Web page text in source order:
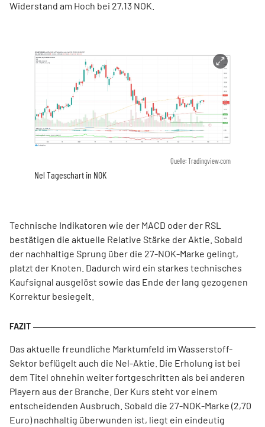
Widerstand am Hoch bei 27,13 NOK.
Quelle: Tradingview.com
Nel Tageschart in NOK
Technische Indikatoren wie der MACD oder der RSL
bestätigen die aktuelle Relative Stärke der Aktie. Sobald
der nachhaltige Sprung über die 27-NOK-Marke gelingt,
platzt der Knoten. Dadurch wird ein starkes technisches
Kaufsignal ausgelöst sowie das Ende der lang gezogenen
Korrektur besiegelt.
Das aktuelle freundliche Marktumfeld im Wasserstoff-
Sektor beflügelt auch die Nel-Aktie. Die Erholung ist bei
dem Titel ohnehin weiter fortgeschritten als bei anderen
Playern aus der Branche. Der Kurs steht vor einem
entscheidenden Ausbruch. Sobald die 27-NOK-Marke (2,70
Euro) nachhaltig überwunden ist, liegt ein eindeutig